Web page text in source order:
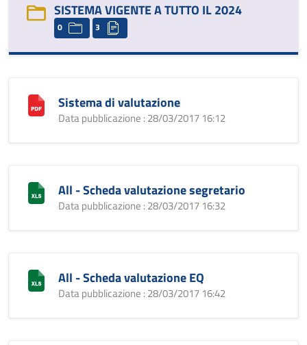
SISTEMA VIGENTE A TUTTO IL 2024
0 3
Sistema di valutazione
Data pubblicazione : 28/03/2017 16:12
All - Scheda valutazione segretario
Data pubblicazione : 28/03/2017 16:32
All - Scheda valutazione EQ
Data pubblicazione : 28/03/2017 16:42